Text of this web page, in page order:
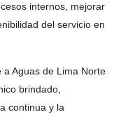
internos, mejorar
del servicio en
a Aguas de Lima Norte
brindado,
continua y la